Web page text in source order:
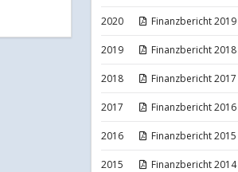
2020 Finanzbericht 2019
2019 Finanzbericht 2018
2018 Finanzbericht 2017
2017 Finanzbericht 2016
2016 Finanzbericht 2015
2015 Finanzbericht 2014